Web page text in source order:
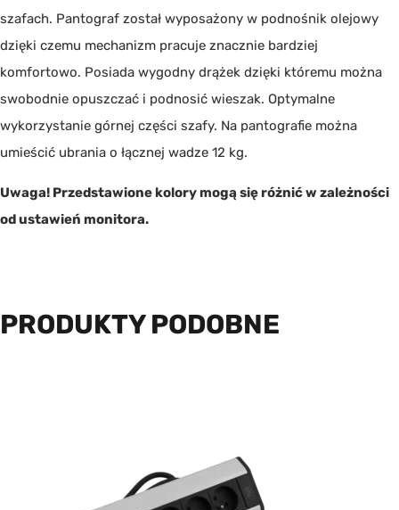
szafach. Pantograf został wyposażony w podnośnik olejowy
dzięki czemu mechanizm pracuje znacznie bardziej
komfortowo. Posiada wygodny drążek dzięki któremu można
swobodnie opuszczać i podnosić wieszak. Optymalne
wykorzystanie górnej części szafy. Na pantografie można
umieścić ubrania o łącznej wadze 12 kg.
Uwaga! Przedstawione kolory mogą się różnić w zależności
od ustawień monitora.
PRODUKTY PODOBNE